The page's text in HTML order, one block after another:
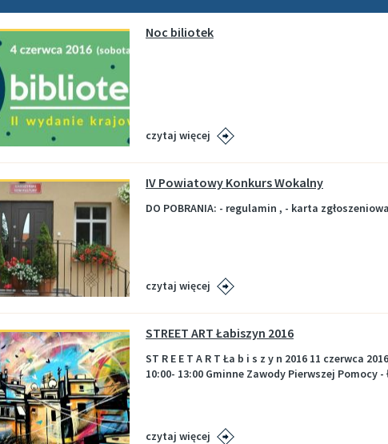
Noc biliotek
czytaj więcej
IV Powiatowy Konkurs Wokalny
DO POBRANIA: - regulamin , - karta
czytaj więcej
STREET ART Łabiszyn 2016
ST R E E T A R T Ła b i s z y n 2016 11 czerwca
10:00- 13:00 Gminne Zawody Pierwszej Pomocy
czytaj więcej